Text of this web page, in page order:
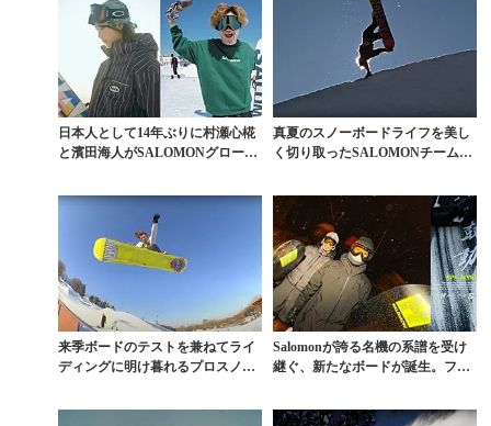
日本人として14年ぶりに村瀬心椛
と濱田海人がSALOMONグローバ
真夏のスノーボードライフを美し
く切り取ったSALOMONチームの
来季ボードのテストを兼ねてライ
ディングに明け暮れるプロスノー
Salomonが誇る名機の系譜を受け
継ぐ、新たなボードが誕生。フリ